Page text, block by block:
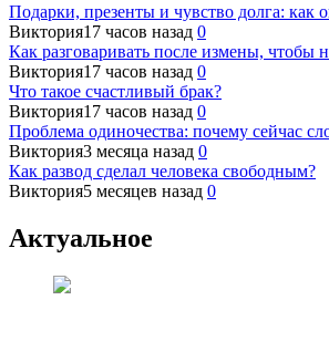
Подарки, презенты и чувство долга: как
Виктория17 часов назад 0
Как разговаривать после измены, чтобы
Виктория17 часов назад 0
Что такое счастливый брак?
Виктория17 часов назад 0
Проблема одиночества: почему сейчас
Виктория3 месяца назад 0
Как развод сделал человека свободным?
Виктория5 месяцев назад 0
Актуальное